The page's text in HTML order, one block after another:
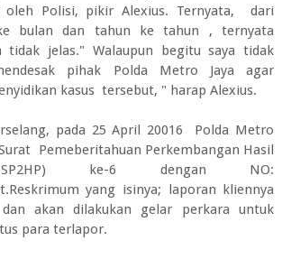
oleh Polisi, pikir Alexius. Ternyata, dari
bulan dan tahun ke tahun , ternyata
tidak jelas." Walaupun begitu saya tidak
pihak Polda Metro Jaya agar
kasus tersebut, " harap Alexius.
pada 25 April 20016 Polda Metro
Pemeberitahuan Perkembangan Hasil
ke-6 dengan NO:
yang isinya; laporan kliennya
akan dilakukan gelar perkara untuk
para terlapor.